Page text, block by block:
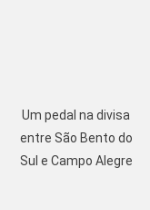
Um pedal na divisa
entre São Bento do
Sul e Campo Alegre